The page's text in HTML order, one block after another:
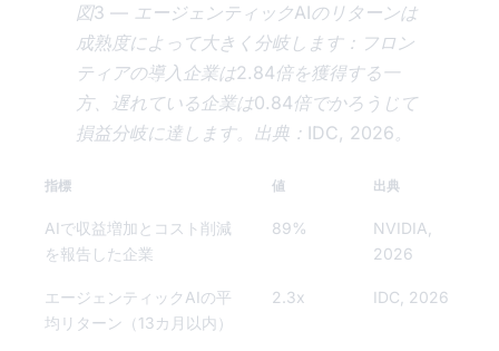
図3 — エージェンティックAIのリターンは
成熟度によって大きく分岐します：フロン
ティアの導入企業は2.84倍を獲得する一
方、遅れている企業は0.84倍でかろうじて
損益分岐に達します。出典：IDC, 2026。
指標 値 出典
AIで収益増加とコスト削減
を報告した企業
89%
NVIDIA,
2026
エージェンティックAIの平
均リターン（13カ月以内）
2.3x IDC, 2026